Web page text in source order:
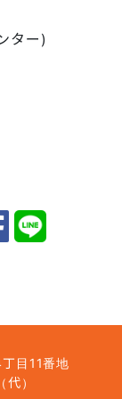
ター)
目11番地
）